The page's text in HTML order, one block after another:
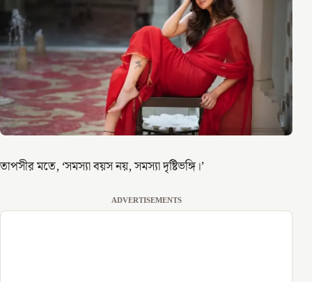
তাপসীর মতে, ‘সমস্যা বয়স নয়, সমস্যা দৃষ্টিভঙ্গি।’
ADVERTISEMENTS